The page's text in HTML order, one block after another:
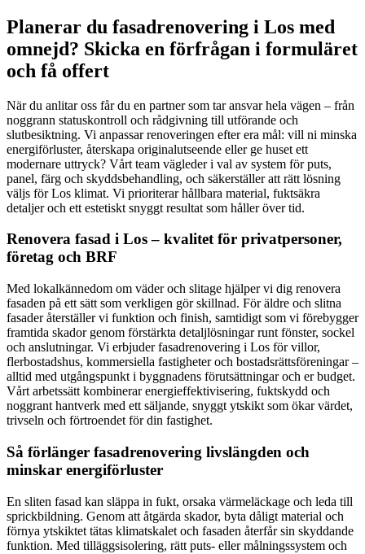
Planerar du fasadrenovering i Los med
omnejd? Skicka en förfrågan i formuläret
och få offert
När du anlitar oss får du en partner som tar ansvar hela vägen – från
noggrann statuskontroll och rådgivning till utförande och
slutbesiktning. Vi anpassar renoveringen efter era mål: vill ni minska
energiförluster, återskapa originalutseende eller ge huset ett
modernare uttryck? Vårt team vägleder i val av system för puts,
panel, färg och skyddsbehandling, och säkerställer att rätt lösning
väljs för Los klimat. Vi prioriterar hållbara material, fuktsäkra
detaljer och ett estetiskt snyggt resultat som håller över tid.
Renovera fasad i Los – kvalitet för privatpersoner,
företag och BRF
Med lokalkännedom om väder och slitage hjälper vi dig renovera
fasaden på ett sätt som verkligen gör skillnad. För äldre och slitna
fasader återställer vi funktion och finish, samtidigt som vi förebygger
framtida skador genom förstärkta detaljlösningar runt fönster, sockel
och anslutningar. Vi erbjuder fasadrenovering i Los för villor,
flerbostadshus, kommersiella fastigheter och bostadsrättsföreningar –
alltid med utgångspunkt i byggnadens förutsättningar och er budget.
Vårt arbetssätt kombinerar energieffektivisering, fuktskydd och
noggrant hantverk med ett säljande, snyggt ytskikt som ökar värdet,
trivseln och förtroendet för din fastighet.
Så förlänger fasadrenovering livslängden och
minskar energiförluster
En sliten fasad kan släppa in fukt, orsaka värmeläckage och leda till
sprickbildning. Genom att åtgärda skador, byta dåligt material och
förnya ytskiktet tätas klimatskalet och fasaden återfår sin skyddande
funktion. Med tilläggsisolering, rätt puts- eller målningssystem och